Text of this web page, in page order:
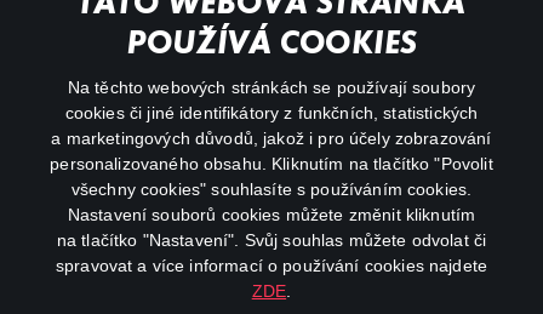
POUŽÍVÁ COOKIES
Na těchto webových stránkách se používají soubory
cookies či jiné identifikátory z funkčních, statistických
a marketingových důvodů, jakož i pro účely zobrazování
personalizovaného obsahu. Kliknutím na tlačítko "Povolit
všechny cookies" souhlasíte s používáním cookies.
Nastavení souborů cookies můžete změnit kliknutím
na tlačítko "Nastavení". Svůj souhlas můžete odvolat či
spravovat a více informací o používání cookies najdete
ZDE
Důležité odkazy
facebookinstagram
youtube